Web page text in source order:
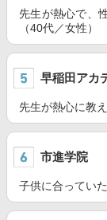
先生が熱心で、
（40代／女性）
早稲田アカ
先生が熱心に教
市進学院
子供に合ってい